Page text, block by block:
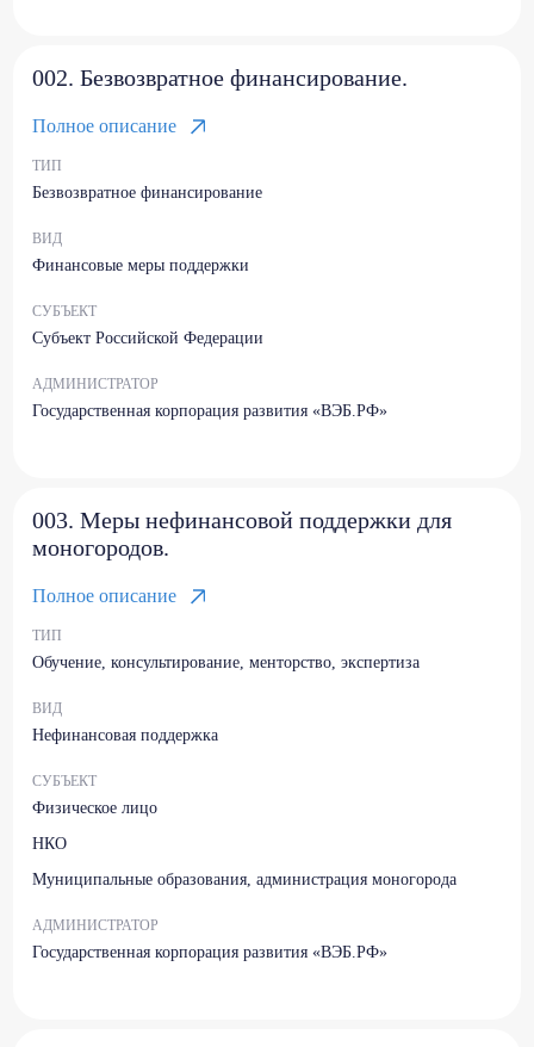
002. Безвозвратное финансирование.
Полное описание
ТИП
Безвозвратное финансирование
ВИД
Финансовые меры поддержки
СУБЪЕКТ
Субъект Российской Федерации
АДМИНИСТРАТОР
Государственная корпорация развития «ВЭБ.РФ»
003. Меры нефинансовой поддержки для
моногородов.
Полное описание
ТИП
Обучение, консультирование, менторство, экспертиза
ВИД
Нефинансовая поддержка
СУБЪЕКТ
Физическое лицо
НКО
Муниципальные образования, администрация моногорода
АДМИНИСТРАТОР
Государственная корпорация развития «ВЭБ.РФ»